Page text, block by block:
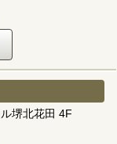
堺北花田 4F